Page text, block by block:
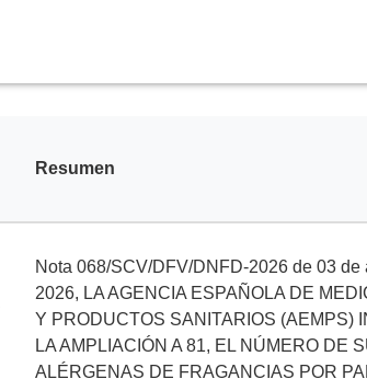
Resumen
Nota 068/SCV/DFV/DNFD-2026 de 03 de
2026, LA AGENCIA ESPAÑOLA DE
Y PRODUCTOS SANITARIOS (AEMPS)
LA AMPLIACIÓN A 81, EL NÚMERO DE
ALÉRGENAS DE FRAGANCIAS POR